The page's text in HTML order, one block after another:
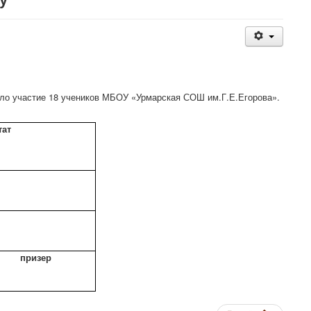
участие 18 учеников МБОУ «Урмарская СОШ им.Г.Е.Егорова».